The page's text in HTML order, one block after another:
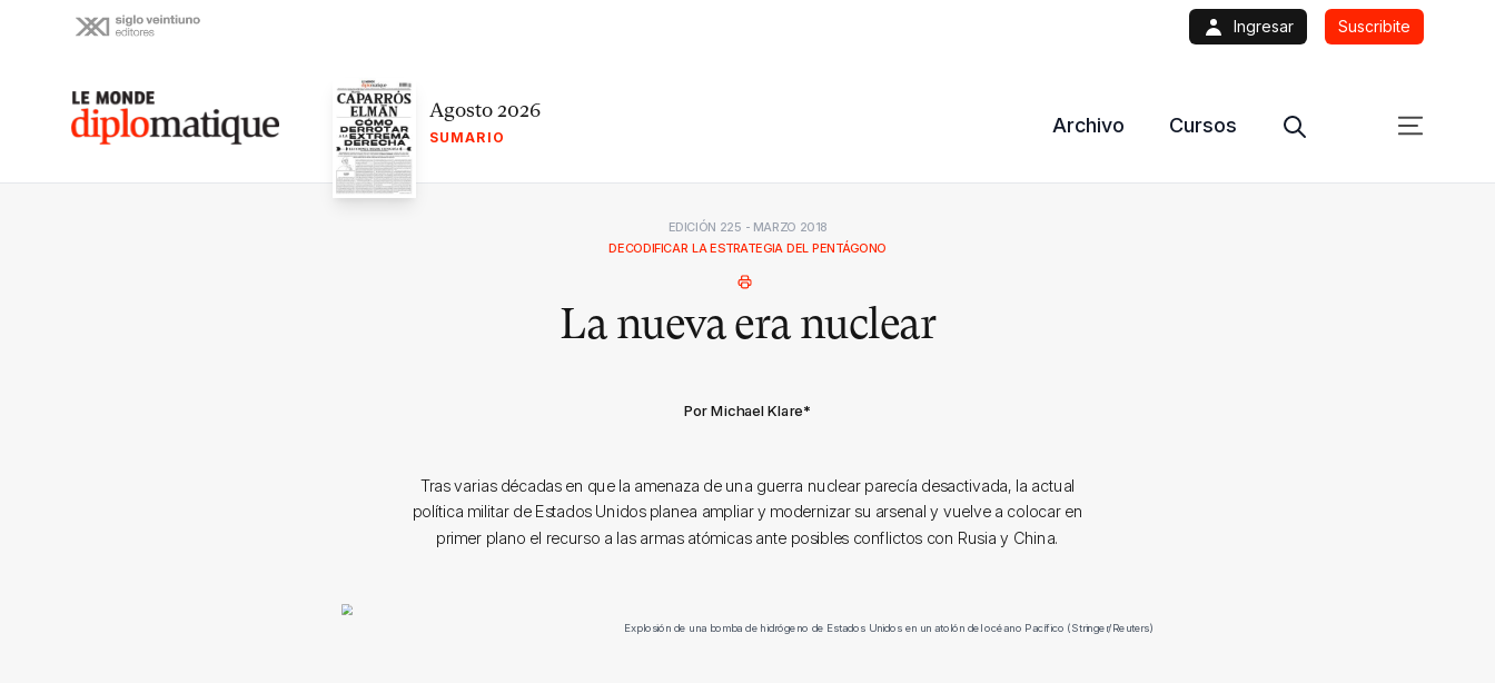
Ingresar Suscribite
Le monde diplomatique Agosto 2026
SUMARIO
Archivo Cursos
EDICIÓN 225 - MARZO 2018
DECODIFICAR LA ESTRATEGIA DEL PENTÁGONO
La nueva era nuclear
Por Michael Klare*
Tras varias décadas en que la amenaza de una guerra nuclear parecía desactivada, la actual
política militar de Estados Unidos planea ampliar y modernizar su arsenal y vuelve a colocar en
primer plano el recurso a las armas atómicas ante posibles conflictos con Rusia y China.
Explosión de una bomba de hidrógeno de Estados Unidos en un atolón del océano Pacífico (Stringer/Reuters)